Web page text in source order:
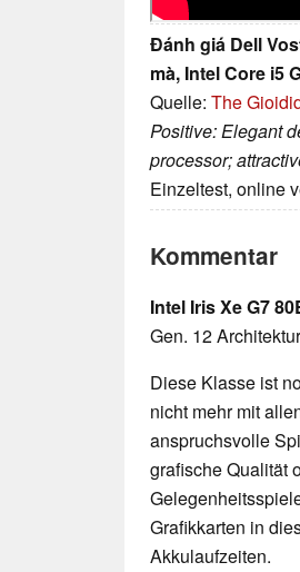
Đánh giá Dell
mà, Intel Core i5
Quelle: The
Positive: Elegant
processor;
Einzeltest, online
Kommentar
Intel Iris Xe G7
Gen. 12
Diese Klasse ist
nicht mehr mit
anspruchsvolle
grafische Qualität
Grafikkarten in
Akkulaufzeiten.